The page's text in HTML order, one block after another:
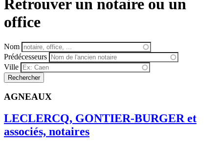
Retrouver un notaire ou un
office
Nom
Prédécesseurs
Ville
AGNEAUX
LECLERCQ, GONTIER-BURGER et
associés, notaires